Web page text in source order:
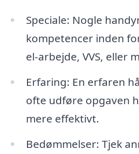
Speciale: Nogle
kompetencer inden
el-arbejde, VVS, eller
Erfaring: En erfaren
ofte udføre opgaven
mere effektivt.
Bedømmelser: Tjek